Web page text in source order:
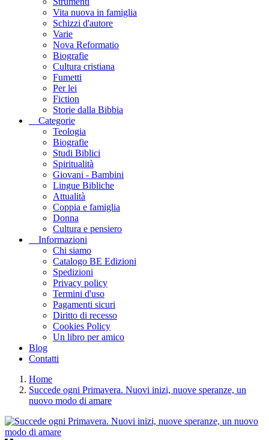
Vita nuova in famiglia
Schizzi d'autore
Varie
Nova Reformatio
Biografie
Cultura cristiana
Fumetti
Per lei
Fiction
Storie dalla Bibbia
Categorie
Teologia
Biografie
Studi Biblici
Spiritualità
Giovani - Bambini
Lingue Bibliche
Attualità
Coppia e famiglia
Donna
Cultura e pensiero
Informazioni
Chi siamo
Catalogo BE Edizioni
Spedizioni
Privacy policy
Termini d'uso
Pagamenti sicuri
Diritto di recesso
Cookies Policy
Un libro per amico
Blog
Contatti
Home
Succede ogni Primavera. Nuovi inizi, nuove speranze, un
nuovo modo di amare